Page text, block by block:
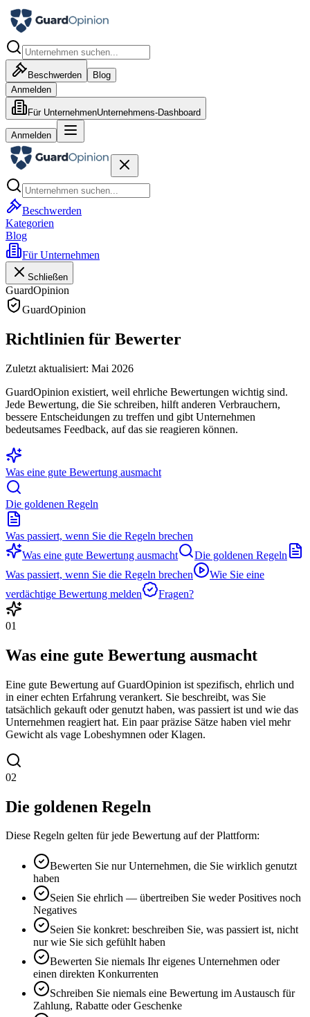
Beschwerden
Blog
Anmelden
Für UnternehmenUnternehmens-Dashboard
Anmelden
Beschwerden
Kategorien
Blog
Für Unternehmen
Schließen
GuardOpinion
GuardOpinion
Richtlinien für Bewerter
Zuletzt aktualisiert: Mai 2026
GuardOpinion existiert, weil ehrliche Bewertungen wichtig sind.
Jede Bewertung, die Sie schreiben, hilft anderen Verbrauchern,
bessere Entscheidungen zu treffen und gibt Unternehmen
bedeutsames Feedback, auf das sie reagieren können.
Was eine gute Bewertung ausmacht
Die goldenen Regeln
Was passiert, wenn Sie die Regeln brechen
Was eine gute Bewertung ausmacht
Die goldenen Regeln
Was passiert, wenn Sie die Regeln brechen
Wie Sie eine
verdächtige Bewertung melden
Fragen?
01
Was eine gute Bewertung ausmacht
Eine gute Bewertung auf GuardOpinion ist spezifisch, ehrlich und
in einer echten Erfahrung verankert. Sie beschreibt, was Sie
tatsächlich gekauft oder genutzt haben, was passiert ist und wie das
Unternehmen reagiert hat. Ein paar präzise Sätze haben viel mehr
Gewicht als vage Lobeshymnen oder Klagen.
02
Die goldenen Regeln
Diese Regeln gelten für jede Bewertung auf der Plattform:
Bewerten Sie nur Unternehmen, die Sie wirklich genutzt
haben
Seien Sie ehrlich — übertreiben Sie weder Positives noch
Negatives
Seien Sie konkret: beschreiben Sie, was passiert ist, nicht
nur wie Sie sich gefühlt haben
Bewerten Sie niemals Ihr eigenes Unternehmen oder
einen direkten Konkurrenten
Schreiben Sie niemals eine Bewertung im Austausch für
Zahlung, Rabatte oder Geschenke